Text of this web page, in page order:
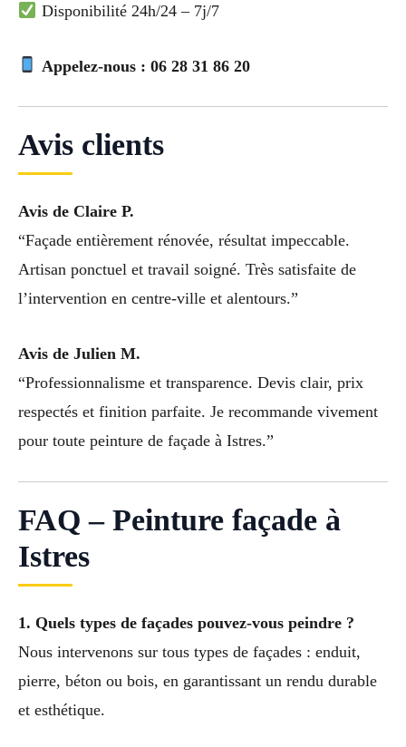
Disponibilité 24h/24 – 7j/7
Appelez-nous : 06 28 31 86 20
Avis clients
Avis de Claire P.
“Façade entièrement rénovée, résultat impeccable.
Artisan ponctuel et travail soigné. Très satisfaite de
l’intervention en centre-ville et alentours.”
Avis de Julien M.
“Professionnalisme et transparence. Devis clair, prix
respectés et finition parfaite. Je recommande vivement
pour toute peinture de façade à Istres.”
FAQ – Peinture façade à
Istres
1. Quels types de façades pouvez-vous peindre ?
Nous intervenons sur tous types de façades : enduit,
pierre, béton ou bois, en garantissant un rendu durable
et esthétique.